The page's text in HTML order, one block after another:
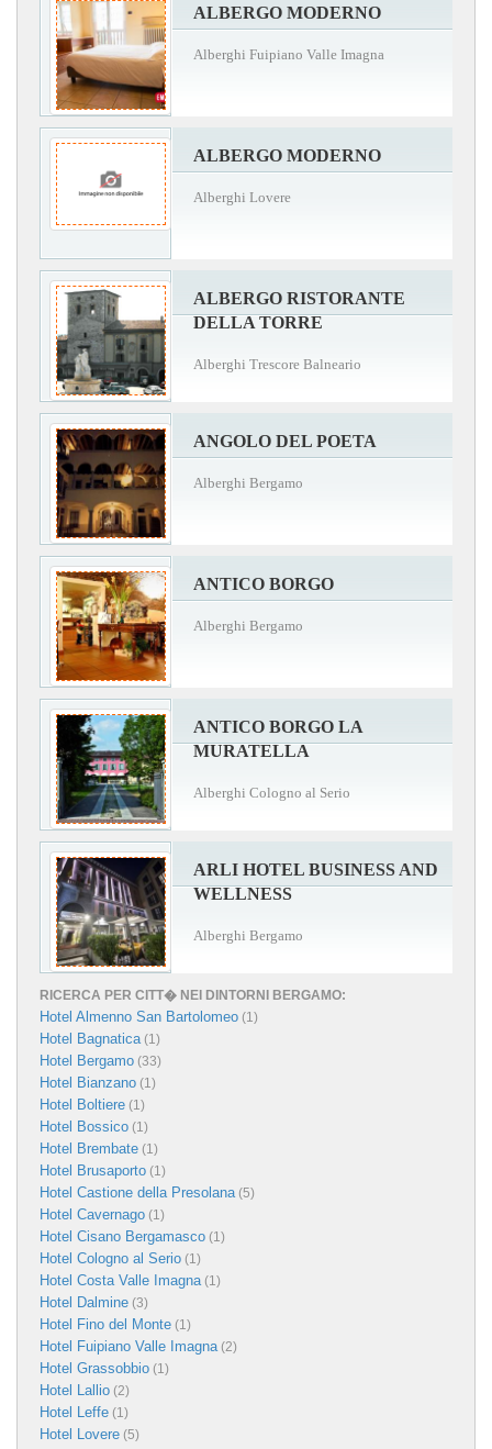
ALBERGO MODERNO
Alberghi Fuipiano Valle Imagna
ALBERGO MODERNO
Alberghi Lovere
ALBERGO RISTORANTE
DELLA TORRE
Alberghi Trescore Balneario
ANGOLO DEL POETA
Alberghi Bergamo
ANTICO BORGO
Alberghi Bergamo
ANTICO BORGO LA
MURATELLA
Alberghi Cologno al Serio
ARLI HOTEL BUSINESS AND
WELLNESS
Alberghi Bergamo
RICERCA PER CITT� NEI DINTORNI BERGAMO:
Hotel Almenno San Bartolomeo (1)
Hotel Bagnatica(1)
Hotel Bergamo (33)
Hotel Bianzano (1)
Hotel Boltiere (1)
Hotel Bossico (1)
Hotel Brembate (1)
Hotel Brusaporto (1)
Hotel Castione della Presolana(5)
Hotel Cavernago (1)
Hotel Cisano Bergamasco (1)
Hotel Cologno al Serio (1)
Hotel Costa Valle Imagna(1)
Hotel Dalmine (3)
Hotel Fino del Monte (1)
Hotel Fuipiano Valle Imagna(2)
Hotel Grassobbio (1)
Hotel Lallio (2)
Hotel Leffe (1)
Hotel Lovere (5)